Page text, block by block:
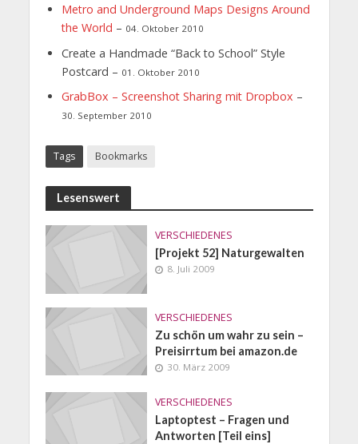
Metro and Underground Maps Designs Around
the World – 04. Oktober 2010
Create a Handmade “Back to School” Style
Postcard – 01. Oktober 2010
GrabBox – Screenshot Sharing mit Dropbox –
30. September 2010
Tags Bookmarks
Lesenswert
VERSCHIEDENES
[Projekt 52] Naturgewalten
8. Juli 2009
VERSCHIEDENES
Zu schön um wahr zu sein –
Preisirrtum bei amazon.de
30. März 2009
VERSCHIEDENES
Laptoptest – Fragen und
Antworten [Teil eins]